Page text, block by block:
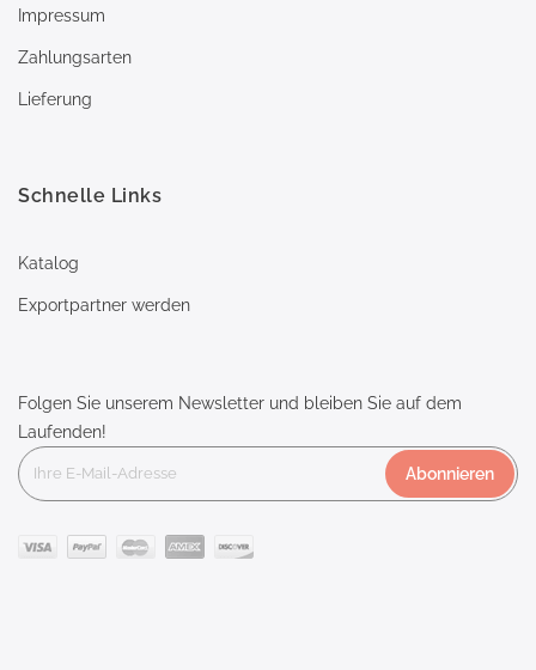
Impressum
Zahlungsarten
Lieferung
Schnelle Links
Katalog
Exportpartner werden
Folgen Sie unserem Newsletter und bleiben Sie auf dem
Laufenden!
Abonnieren